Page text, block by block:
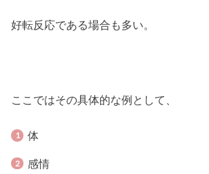
好転反応である場合も多い。
ここではその具体的な例として、
体
感情